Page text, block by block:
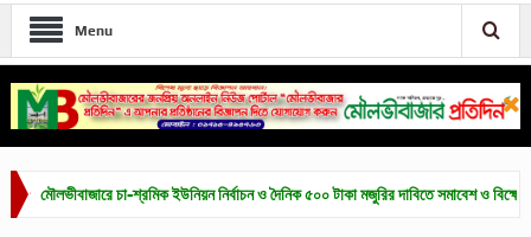
Menu
চা-শ্রমিক ইউনিয়ন নির্বাচন ও দৈনিক ৫০০ টাকা মজুরির দাবিতে সমাবেশ ও বিক্ষোভ